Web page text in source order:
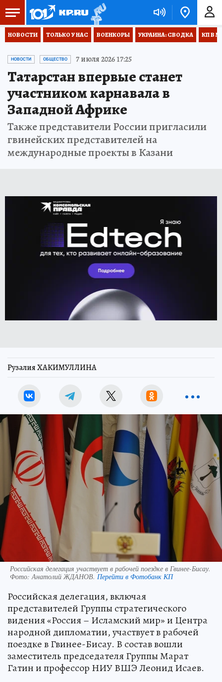
НОВОСТИ ТОЛЬКО У НАС ВОЕНКОРЫ УКРАИНА: СВОДКА КП В
НОВОСТИ ОБЩЕСТВО 7 июля 2026 17:25
Татарстан впервые станет
участником карнавала в
Западной Африке
Также представители России пригласили
гвинейских представителей на
международные проекты в Казани
Рузалия ХАКИМУЛЛИНА
Российская делегация участвует в рабочей поездке в Гвинее-Бисау.
Фото: Анатолий ЖДАНОВ. Перейти в Фотобанк КП
Российская делегация, включая
представителей Группы стратегического
видения «Россия – Исламский мир» и Центра
народной дипломатии, участвует в рабочей
поездке в Гвинее-Бисау. В состав вошли
заместитель председателя Группы Марат
Гатин и профессор НИУ ВШЭ Леонид Исаев.